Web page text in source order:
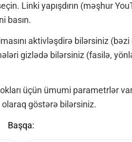
Linki yapışdırın (məşhur
basın.
aktivləşdirə bilərsiniz (bəzi
gizlədə bilərsiniz (fasilə,
üçün ümumi parametrlər
göstərə bilərsiniz.
Başqa: